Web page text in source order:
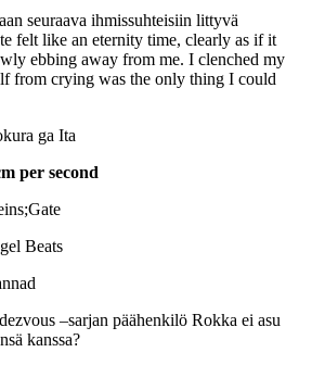
seuraava ihmissuhteisiin littyvä
felt like an eternity time, clearly as if it
ebbing away from me. I clenched my
from crying was the only thing I could
ga Ita
cm per second
–sarjan päähenkilö Rokka ei asu
kanssa?